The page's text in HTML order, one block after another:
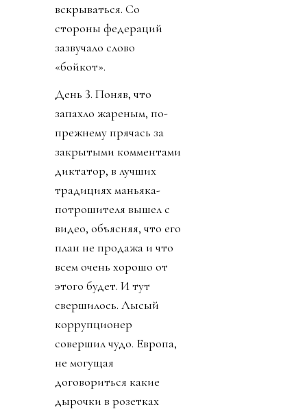
вскрываться. Со
стороны федераций
зазвучало слово
«бойкот».
День 3. Поняв, что
запахло жареным, по-
прежнему прячась за
закрытыми комментами
диктатор, в лучших
традициях маньяка-
потрошителя вышел с
видео, объясняя, что его
план не продажа и что
всем очень хорошо от
этого будет. И тут
свершилось. Лысый
коррупционер
совершил чудо. Европа,
не могущая
договориться какие
дырочки в розетках